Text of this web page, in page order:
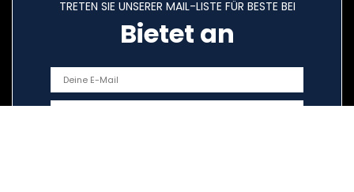
TRETEN SIE UNSERER MAIL-LISTE FÜR BESTE BEI
Bietet an